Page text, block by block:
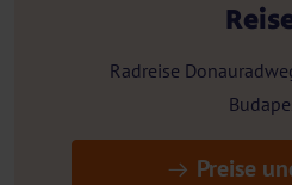
Radreise
Preise